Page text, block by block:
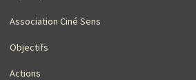
Association Ciné Sens
Objectifs
Actions